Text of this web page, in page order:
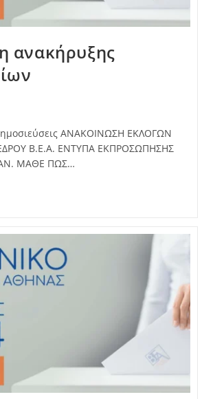
ανακήρυξης
δημοσιεύσεις ΑΝΑΚΟΙΝΩΣΗ ΕΚΛΟΓΩΝ
Β.Ε.Α. ΕΝΤΥΠΑ ΕΚΠΡΟΣΩΠΗΣΗΣ
ΜΑΘΕ ΠΩΣ…